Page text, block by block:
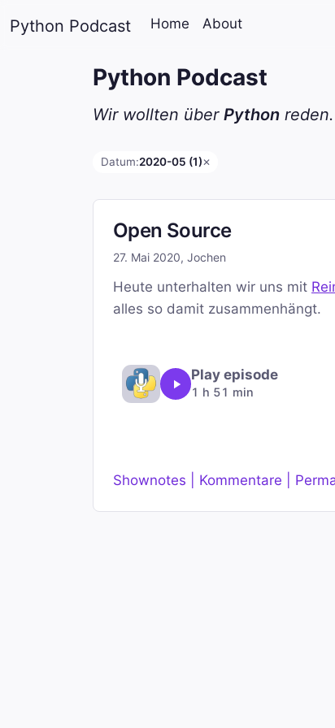
Python Podcast Home About
Python Podcast
Wir wollten über Python
Datum:2020-05 (1)✕
Open Source
27. Mai 2020, Jochen
Heute unterhalten wir uns mit
alles so damit zusammenhängt.
Play episode
1 h 51 min
Shownotes | Kommentare |